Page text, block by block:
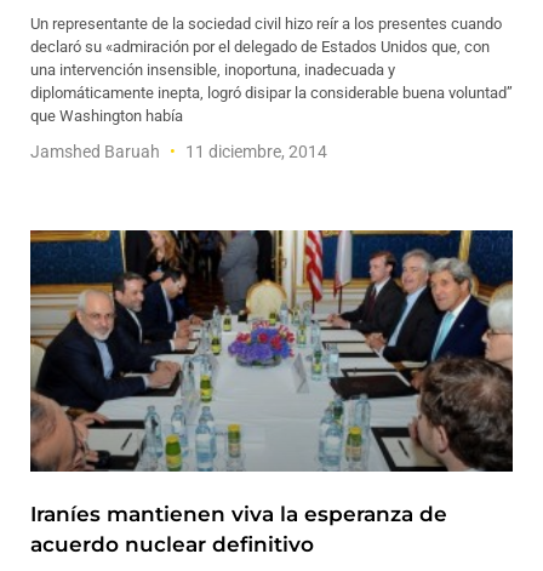
Un representante de la sociedad civil hizo reír a los presentes cuando
declaró su «admiración por el delegado de Estados Unidos que, con
una intervención insensible, inoportuna, inadecuada y
diplomáticamente inepta, logró disipar la considerable buena voluntad”
que Washington había
Jamshed Baruah 11 diciembre, 2014
Iraníes mantienen viva la esperanza de
acuerdo nuclear definitivo